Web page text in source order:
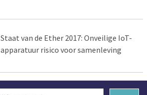
Staat van de Ether 2017: Onveilige IoT-
apparatuur risico voor samenleving